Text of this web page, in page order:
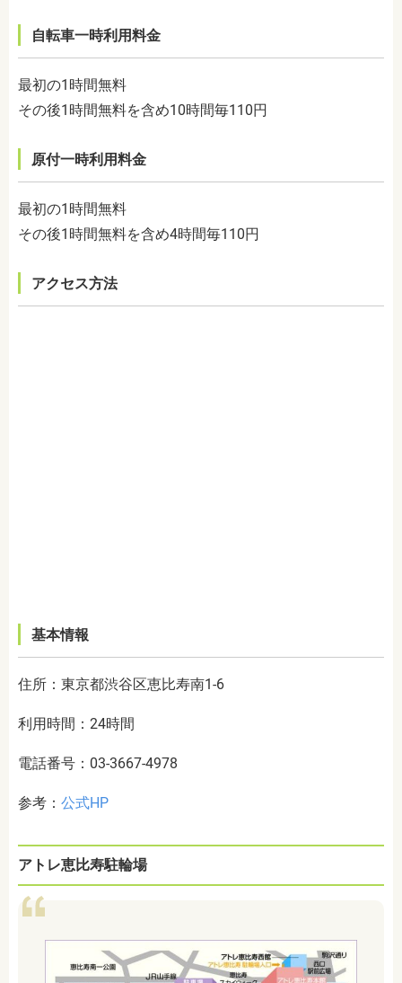
自転車一時利用料金
最初の1時間無料
その後1時間無料を含め10時間毎110円
原付一時利用料金
最初の1時間無料
その後1時間無料を含め4時間毎110円
アクセス方法
基本情報
住所：東京都渋谷区恵比寿南1-6
利用時間：24時間
電話番号：03-3667-4978
参考： 公式HP
アトレ恵比寿駐輪場